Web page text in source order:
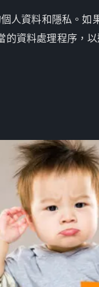
人資料和隱私。
資料處理程序，